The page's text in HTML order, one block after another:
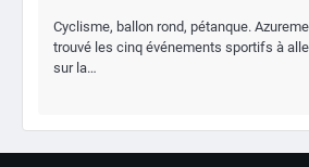
Cyclisme, ballon rond, pétanque.
trouvé les cinq événements sportifs à
sur la…